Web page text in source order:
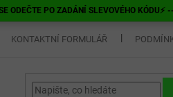
ODEČTE PO ZADÁNÍ SLEVOVÉHO
KONTAKTNÍ FORMULÁŘ